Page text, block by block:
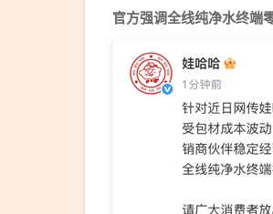
官方强调全线纯净水终端